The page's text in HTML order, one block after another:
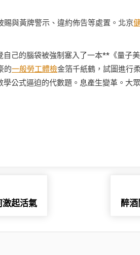
與黃牌警示、違約佈告等處置。北京
自己的腦袋被強制塞入了一本**《量子
的一般勞工體檢金箔千紙鶴，試圖進行
學公式逼迫的代數題。息產生變革。大
激起活氣
醉